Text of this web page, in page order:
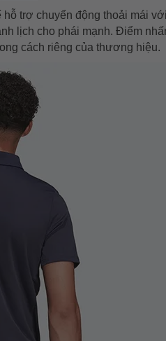
trợ chuyển động thoải mái
lịch cho phái mạnh. Điểm
cách riêng của thương hiệu.